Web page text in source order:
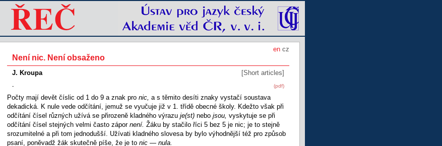
en cz
Není nic. Není obsaženo
J. Kroupa [Short articles]
(pdf)
-
Počty mají devět číslic od 1 do 9 a znak pro nic, a s těmito desíti znaky vystačí soustava
dekadická. K nule vede odčítání, jemuž se vyučuje již v 1. třídě obecné školy. Kdežto však při
odčítání čísel různých užívá se přirozeně kladného výrazu je(st) nebo jsou, vyskytuje se při
odčítání čísel stejných velmi často zápor není. Žáku by stačilo říci 5 bez 5 je nic; je to stejně
srozumitelné a při tom jednodušší. Užívati kladného slovesa by bylo výhodnější též pro způsob
psaní, poněvadž žák skutečně píše, že je to nic — nula.